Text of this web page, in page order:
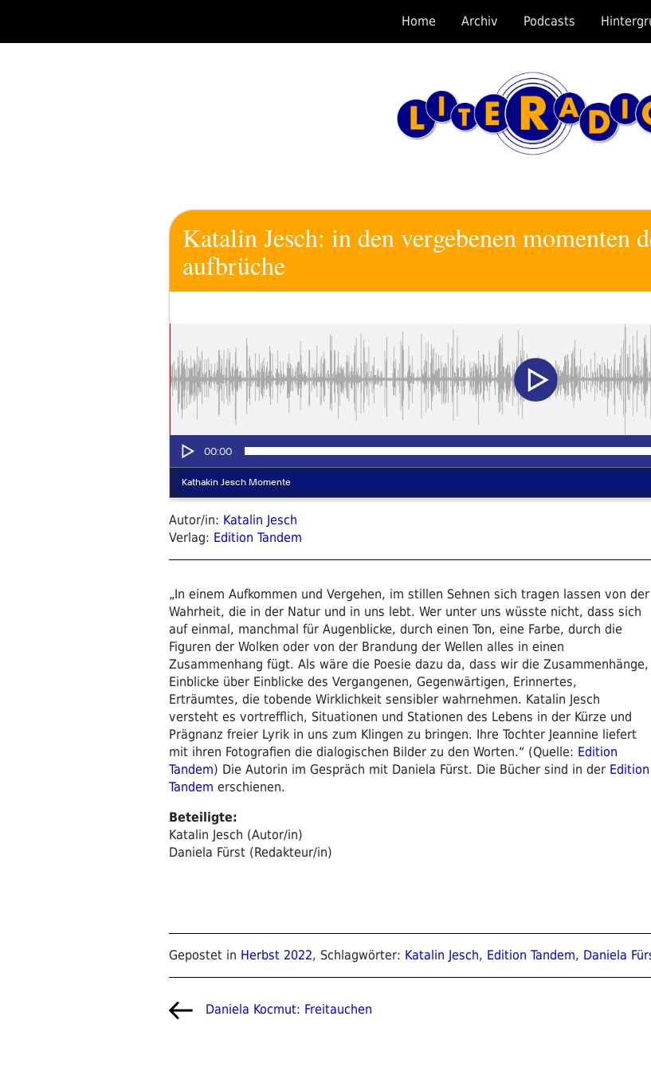
springen
Home Archiv Podcasts
Katalin Jesch: in den vergebenen momenten
aufbrüche
Autor/in: Katalin Jesch
Verlag: Edition Tandem
„In einem Aufkommen und Vergehen, im stillen Sehnen sich tragen lassen von der
Wahrheit, die in der Natur und in uns lebt. Wer unter uns wüsste nicht, dass sich
auf einmal, manchmal für Augenblicke, durch einen Ton, eine Farbe, durch die
Figuren der Wolken oder von der Brandung der Wellen alles in einen
Zusammenhang fügt. Als wäre die Poesie dazu da, dass wir die Zusammenhänge,
Einblicke über Einblicke des Vergangenen, Gegenwärtigen, Erinnertes,
Erträumtes, die tobende Wirklichkeit sensibler wahrnehmen. Katalin Jesch
versteht es vortrefflich, Situationen und Stationen des Lebens in der Kürze und
Prägnanz freier Lyrik in uns zum Klingen zu bringen. Ihre Tochter Jeannine liefert
mit ihren Fotografien die dialogischen Bilder zu den Worten.“ (Quelle: Edition
Tandem) Die Autorin im Gespräch mit Daniela Fürst. Die Bücher sind in der Edition
Tandem erschienen.
Beteiligte:
Katalin Jesch (Autor/in)
Daniela Fürst (Redakteur/in)
Gepostet in Herbst 2022, Schlagwörter: Katalin Jesch, Edition Tandem, Daniela
Beitragsnavigation
Vorheriger
BeitragDaniela Kocmut: Freitauchen